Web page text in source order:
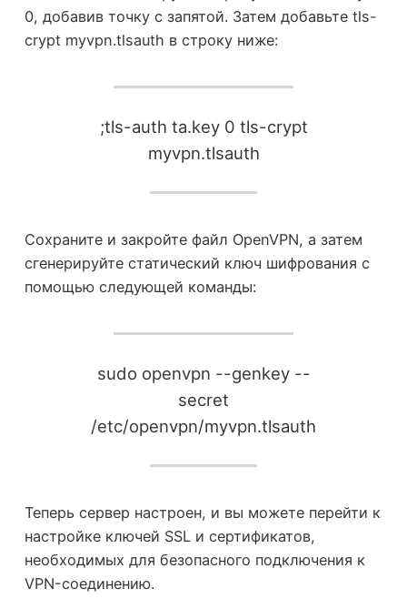
0, добавив точку с запятой. Затем добавьте tls-
crypt myvpn.tlsauth в строку ниже:
;tls-auth ta.key 0 tls-crypt
myvpn.tlsauth
Сохраните и закройте файл OpenVPN, а затем
сгенерируйте статический ключ шифрования с
помощью следующей команды:
sudo openvpn --genkey --
secret
/etc/openvpn/myvpn.tlsauth
Теперь сервер настроен, и вы можете перейти к
настройке ключей SSL и сертификатов,
необходимых для безопасного подключения к
VPN-соединению.